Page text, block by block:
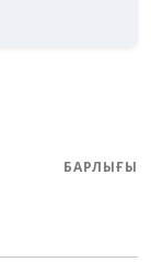
БАРЛЫҒЫ